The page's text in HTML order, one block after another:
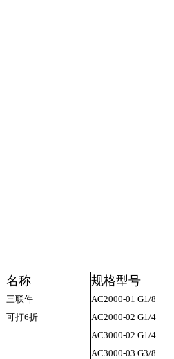
名称 规格型号
三联件 AC2000-01 G1/8
可打6折
AC2000-02 G1/4
AC3000-02 G1/4
AC3000-03 G3/8